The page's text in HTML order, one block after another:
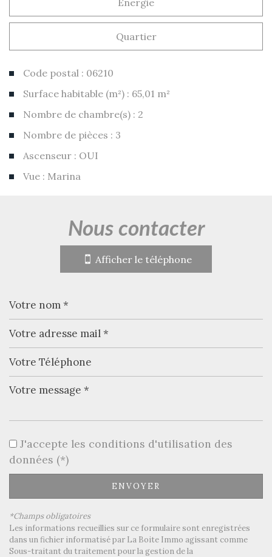
Energie
Quartier
Code postal : 06210
Surface habitable (m²) : 65,01 m²
Nombre de chambre(s) : 2
Nombre de pièces : 3
Ascenseur : OUI
Vue : Marina
Bar
Collège
École primaire
Gare ferroviaire
nous contacter
Afficher le téléphone
J'accepte les conditions d'utilisation des
données (*)
ENVOYER
*Champs obligatoires
Les informations recueillies sur ce formulaire sont enregistrées
dans un fichier informatisé par La Boite Immo agissant comme
Sous-traitant du traitement pour la gestion de la